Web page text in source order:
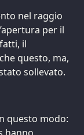
nel raggio
per il
il
questo, ma,
sollevato.
questo modo: